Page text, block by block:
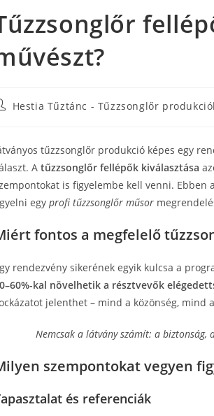
Hestia Tűztánc - Tűzzsonglőr
tűzzsonglőr produkció képes egy
A tűzzsonglőr fellépők kiválasztása
is figyelembe kell venni.
egy profi tűzzsonglőr műsor
fontos a megfelelő
rendezvény sikerének egyik kulcsa a
kal növelhetik a résztvevők
jelenthet – mind a közönség, mind
Nemcsak a látvány számít: a biztonság,
szempontokat vegyen
és referenciák